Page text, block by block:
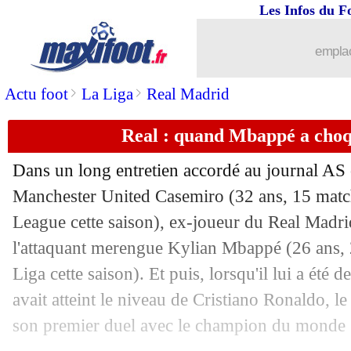
Actu foot> La Liga> Real Madrid
Les Infos du
Real : quand Mbappé a
Dans un long entretien accordé au journal
Manchester United Casemiro (32 ans, 15
League cette saison), ex-joueur du Real
l'attaquant merengue Kylian Mbappé (26 ans,
Liga cette saison). Et puis, lorsqu'il lui a été
avait atteint le niveau de Cristiano Ronaldo,
son premier duel avec le champion du
Man Utd : Casemiro ne compte pas
17/02 Barça: Flick grand fan de Cubarsi
Arsenal: Wenger ne croit pas au titre
17/02 Aston Villa: Rashford pense toujours
17/02 Bayern: Kimmich, le président
17/02 Man City : Guardiola pessimiste
17/02 Lyon: Fonseca admiratif du leader
17/02 PSG-Brest: Michael Oliver au sifflet